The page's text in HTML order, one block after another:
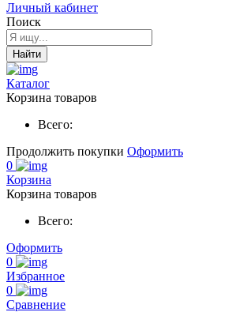
Личный кабинет
Поиск
Найти
Каталог
Корзина товаров
Всего:
Продолжить покупки Оформить
0
Корзина
Корзина товаров
Всего:
Оформить
0
Избранное
0
Сравнение